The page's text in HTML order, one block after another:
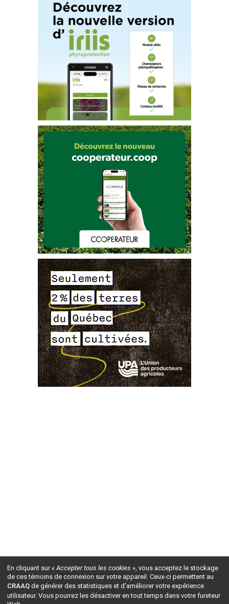
En cliquant sur« Accepter tous les cookies », vous acceptez le stockage
de ces témoins de connexion sur votre appareil. Ceux-ci permettent au
CRAAQ de générer des statistiques et d'améliorer votre expérience
utilisateur. Vous pourrez les désactiver en tout temps dans votre fureteur